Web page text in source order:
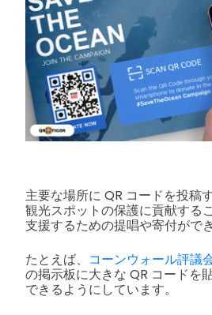
主要な場所に QR コードを投稿
観光スポットの保護に貢献する
支援するための提唱や寄付がで
たとえば、 コーンウォール評議
の掲示板に大きな QR コードを
できるようにしています。